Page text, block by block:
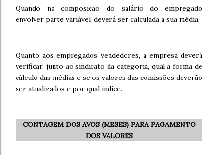
Quando na composição do salário do empregado
envolver parte variável, deverá ser calculada a sua média.
Quanto aos empregados vendedores, a empresa deverá
verificar, junto ao sindicato da categoria, qual a forma de
cálculo das médias e se os valores das comissões deverão
ser atualizados e por qual índice.
CONTAGEM DOS AVOS (MESES) PARA PAGAMENTO
DOS VALORES